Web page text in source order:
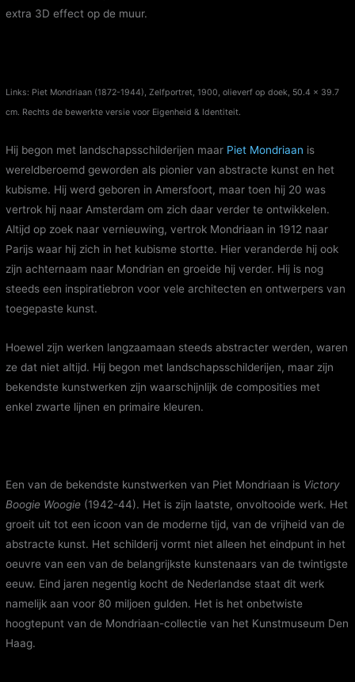
extra 3D effect op de muur.
Links: Piet Mondriaan (1872-1944), Zelfportret, 1900, olieverf op doek, 50.4 x 39.7
cm. Rechts de bewerkte versie voor Eigenheid & Identiteit.
Hij begon met landschapsschilderijen maar Piet Mondriaan is
wereldberoemd geworden als pionier van abstracte kunst en het
kubisme. Hij werd geboren in Amersfoort, maar toen hij 20 was
vertrok hij naar Amsterdam om zich daar verder te ontwikkelen.
Altijd op zoek naar vernieuwing, vertrok Mondriaan in 1912 naar
Parijs waar hij zich in het kubisme stortte. Hier veranderde hij ook
zijn achternaam naar Mondrian en groeide hij verder. Hij is nog
steeds een inspiratiebron voor vele architecten en ontwerpers van
toegepaste kunst.
Hoewel zijn werken langzaamaan steeds abstracter werden, waren
ze dat niet altijd. Hij begon met landschapsschilderijen, maar zijn
bekendste kunstwerken zijn waarschijnlijk de composities met
enkel zwarte lijnen en primaire kleuren.
Een van de bekendste kunstwerken van Piet Mondriaan is Victory
Boogie Woogie (1942-44). Het is zijn laatste, onvoltooide werk. Het
groeit uit tot een icoon van de moderne tijd, van de vrijheid van de
abstracte kunst. Het schilderij vormt niet alleen het eindpunt in het
oeuvre van een van de belangrijkste kunstenaars van de twintigste
eeuw. Eind jaren negentig kocht de Nederlandse staat dit werk
namelijk aan voor 80 miljoen gulden. Het is het onbetwiste
hoogtepunt van de Mondriaan-collectie van het Kunstmuseum Den
Haag.